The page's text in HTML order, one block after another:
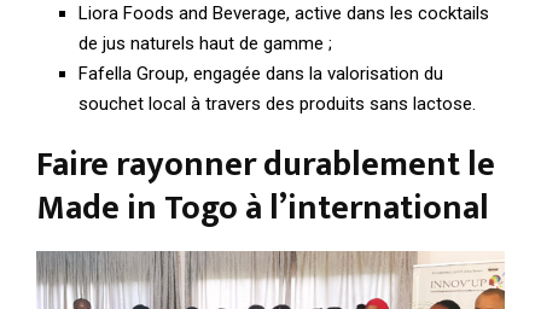
Liora Foods and Beverage, active dans les cocktails
de jus naturels haut de gamme ;
Fafella Group, engagée dans la valorisation du
souchet local à travers des produits sans lactose.
Faire rayonner durablement le
Made in Togo à l’international